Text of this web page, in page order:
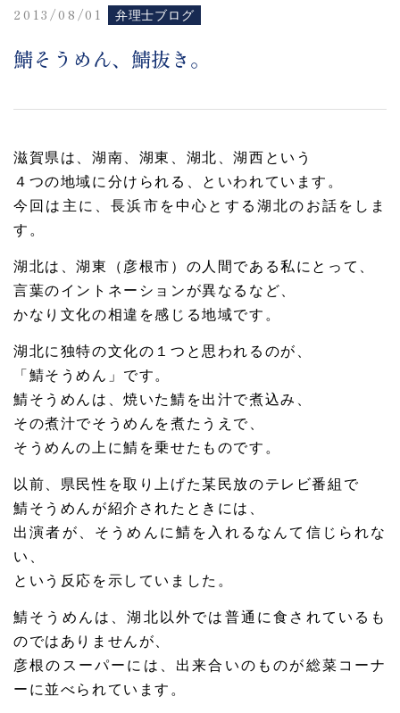
2013/08/01 弁理士ブログ
鯖そうめん、鯖抜き。
滋賀県は、湖南、湖東、湖北、湖西という
４つの地域に分けられる、といわれています。
今回は主に、長浜市を中心とする湖北のお話をしま
す。
湖北は、湖東（彦根市）の人間である私にとって、
言葉のイントネーションが異なるなど、
かなり文化の相違を感じる地域です。
湖北に独特の文化の１つと思われるのが、
「鯖そうめん」です。
鯖そうめんは、焼いた鯖を出汁で煮込み、
その煮汁でそうめんを煮たうえで、
そうめんの上に鯖を乗せたものです。
以前、県民性を取り上げた某民放のテレビ番組で
鯖そうめんが紹介されたときには、
出演者が、そうめんに鯖を入れるなんて信じられな
い、
という反応を示していました。
鯖そうめんは、湖北以外では普通に食されているも
のではありませんが、
彦根のスーパーには、出来合いのものが総菜コーナ
ーに並べられています。